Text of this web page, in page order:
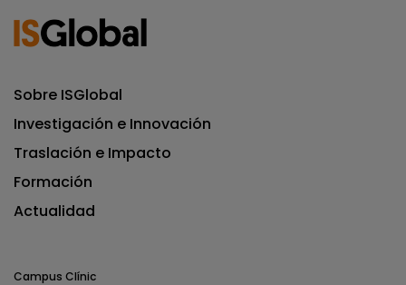
Sobre ISGlobal
Investigación e Innovación
Traslación e Impacto
Formación
Actualidad
Campus Clínic